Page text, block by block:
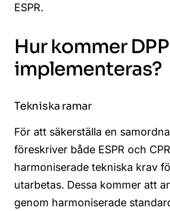
ESPR.
Hur kommer
implementeras?
Tekniska ramar
För att säkerställa en
föreskriver både ESPR och
harmoniserade tekniska krav
utarbetas. Dessa kommer att
genom harmoniserade